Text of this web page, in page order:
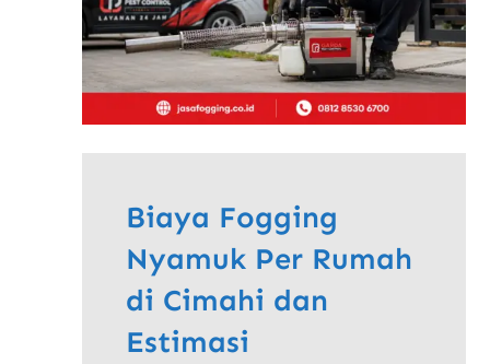
Biaya Fogging
Nyamuk Per Rumah
di Cimahi dan
Estimasi